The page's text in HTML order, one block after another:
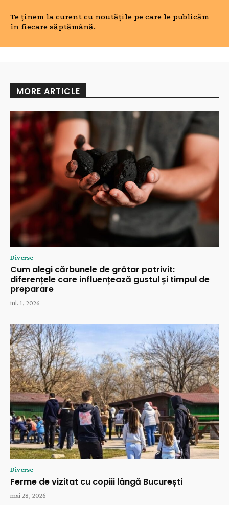
Te ținem la curent cu noutățile pe care le publicăm
în fiecare săptămână.
MORE ARTICLE
Diverse
Cum alegi cărbunele de grătar potrivit:
diferențele care influențează gustul și timpul de
preparare
iul. 1, 2026
Diverse
Ferme de vizitat cu copiii lângă București
mai 28, 2026